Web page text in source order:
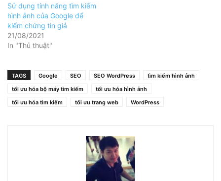
Sử dụng tính năng tìm kiếm
hình ảnh của Google để
kiểm chứng tin giả
21/08/2021
In "Thủ thuật"
TAGS Google SEO SEO WordPress
tìm kiếm hình ảnh
tối ưu hóa bộ máy tìm kiếm
tối ưu hóa hình ảnh
tối ưu hóa tìm kiếm
tối ưu trang web WordPress